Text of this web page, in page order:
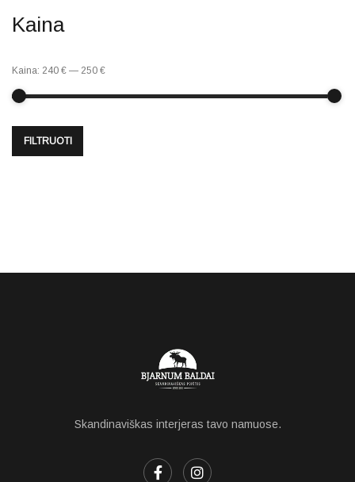
Kaina
FILTRUOTI
Kaina: 240 € — 250 €
Skandinaviškas interjeras tavo namuose.